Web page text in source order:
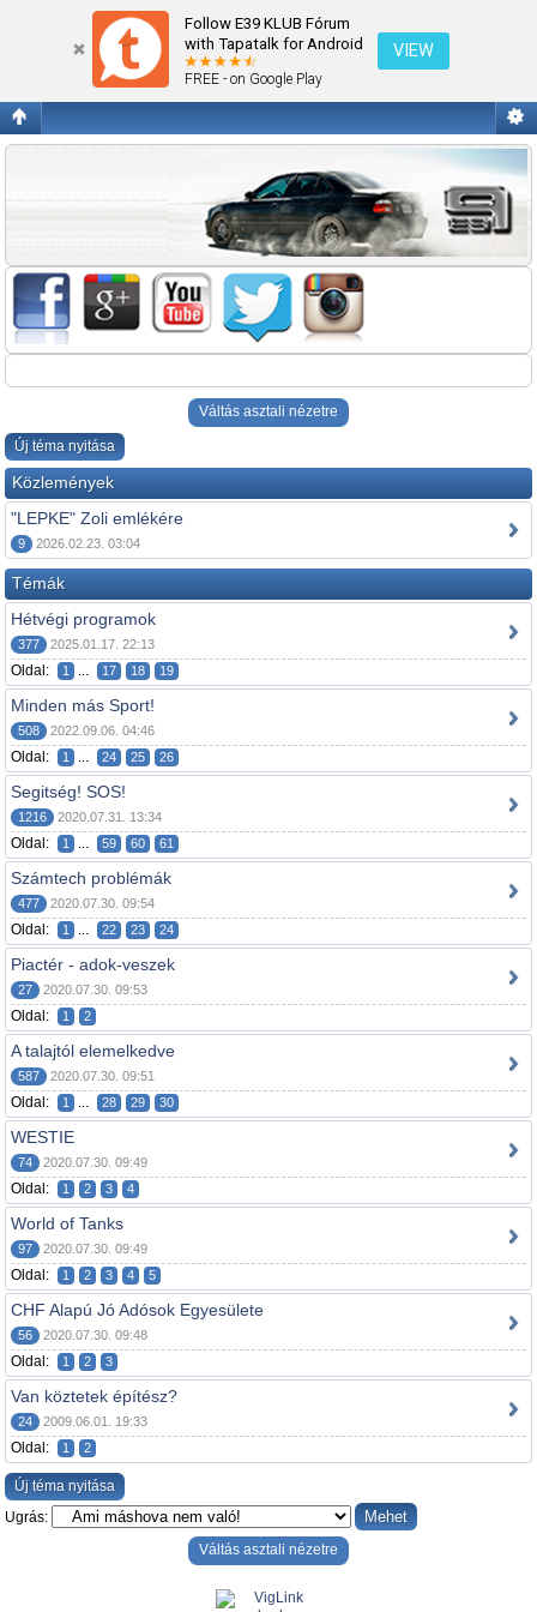
Follow E39 KLUB Fórum
with Tapatalk for Android
FREE - on Google Play
VIEW
Ami máshova nem való!
Váltás asztali nézetre
Új téma nyitása
Közlemények
"LEPKE" Zoli emlékére
9 2026.02.23. 03:04
Témák
Hétvégi programok
377 2025.01.17. 22:13
Oldal: 1 ... 17 18 19
Minden más Sport!
508 2022.09.06. 04:46
Oldal: 1 ... 24 25 26
Segitség! SOS!
1216 2020.07.31. 13:34
Oldal: 1 ... 59 60 61
Számtech problémák
477 2020.07.30. 09:54
Oldal: 1 ... 22 23 24
Piactér - adok-veszek
27 2020.07.30. 09:53
Oldal: 1 2
A talajtól elemelkedve
587 2020.07.30. 09:51
Oldal: 1 ... 28 29 30
WESTIE
74 2020.07.30. 09:49
Oldal: 1 2 3 4
World of Tanks
97 2020.07.30. 09:49
Oldal: 1 2 3 4 5
CHF Alapú Jó Adósok Egyesülete
56 2020.07.30. 09:48
Oldal: 1 2 3
Van köztetek építész?
24 2009.06.01. 19:33
Oldal: 1 2
Új téma nyitása
Ugrás:
Váltás asztali nézetre